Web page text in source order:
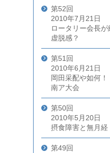
第52回
2010年7月21日
ロータリー会長が
虚脱感？
第51回
2010年6月21日
岡田采配や如何
南ア大会
第50回
2010年5月20日
摂食障害と無月経
第49回